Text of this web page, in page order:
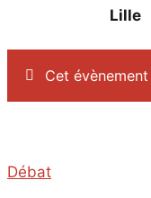
Lille
Cet
Débat